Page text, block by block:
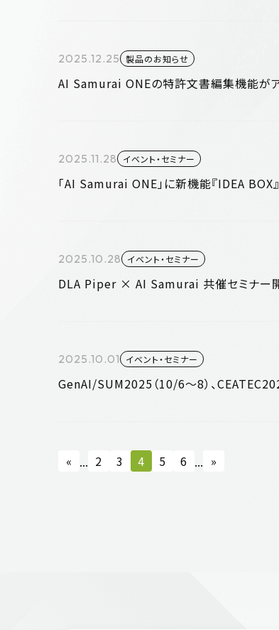
2025.12.25 製品のお知らせ
AI Samurai ONEの特許文書編集機能が
2025.11.28 イベント・セミナー
「AI Samurai ONE」に新機能『IDEA BOX』
2025.10.28 イベント・セミナー
DLA Piper × AI Samurai 共催セミナー
2025.10.01 イベント・セミナー
GenAI/SUM2025（10/6～8）、
« ... 2 3 4 5 6 ... »